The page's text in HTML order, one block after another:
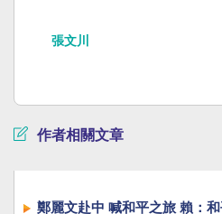
張文川
作者相關文章
鄭麗文赴中 喊和平之旅 賴：